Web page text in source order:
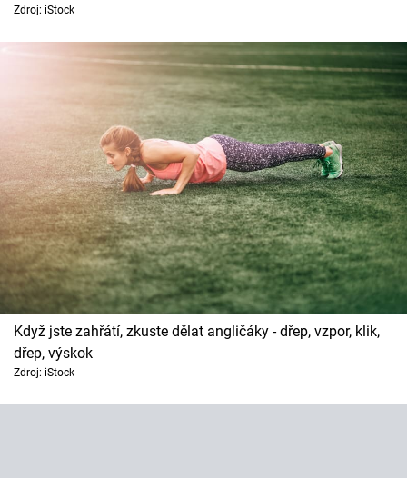
Sledujte prima+
Filmový festival Karlovy Vary
Mámy sobě
Přihlášení
Sledujte nás
Zdroj: iStock
Když jste zahřátí, zkuste dělat angličáky - dřep, vzpor, klik,
dřep, výskok
Zdroj: iStock